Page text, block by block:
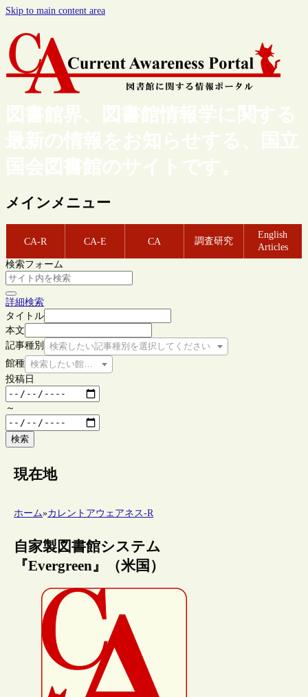
Skip to main content area
図書館界、図書館情報学に関する
最新の情報をお知らせする、国立
国会図書館のサイトです。
メインメニュー
CA-R CA-E CA 調査研究
English
Articles
検索フォーム
詳細検索
タイトル
本文
記事種別
検索したい記事種別を選択してください
館種 検索したい館種を選択してください
投稿日
～
検索
現在地
ホーム»カレントアウェアネス-R
自家製図書館システム
『Evergreen』（米国）